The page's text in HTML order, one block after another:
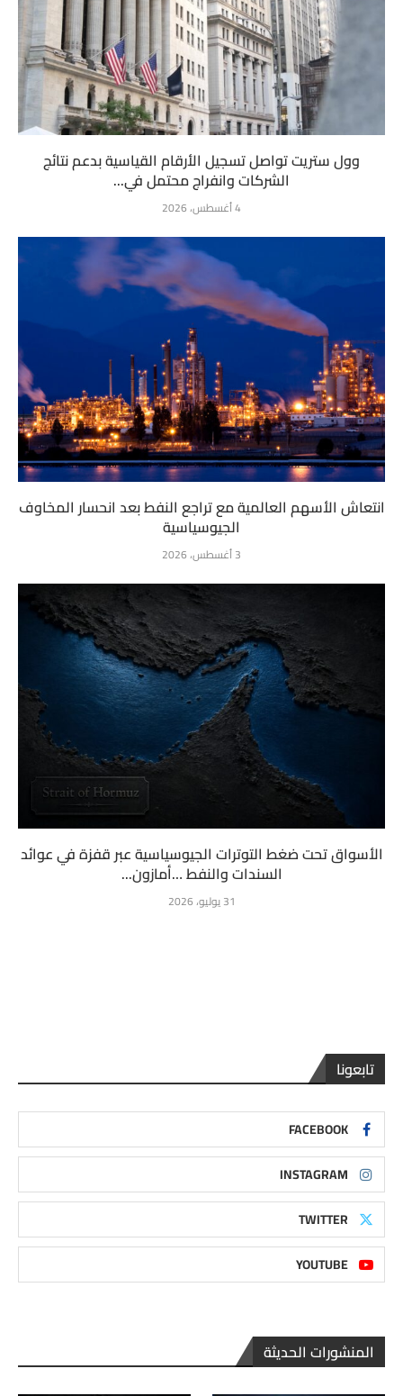
وول ستريت تواصل تسجيل الأرقام القياسية بدعم نتائج
الشركات وانفراج محتمل في...
4 أغسطس، 2026
انتعاش الأسهم العالمية مع تراجع النفط بعد انحسار المخاوف
الجيوسياسية
3 أغسطس، 2026
الأسواق تحت ضغط التوترات الجيوسياسية عبر قفزة في عوائد
السندات والنفط …أمازون...
31 يوليو، 2026
تابعونا
FACEBOOK
INSTAGRAM
TWITTER
YOUTUBE
المنشورات الحديثة